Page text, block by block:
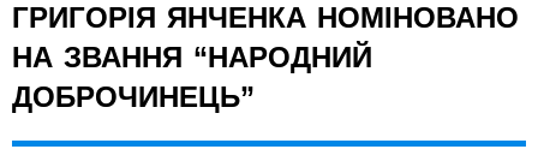
ГРИГОРІЯ ЯНЧЕНКА НОМІНОВАНО
НА ЗВАННЯ “НАРОДНИЙ
ДОБРОЧИНЕЦЬ”